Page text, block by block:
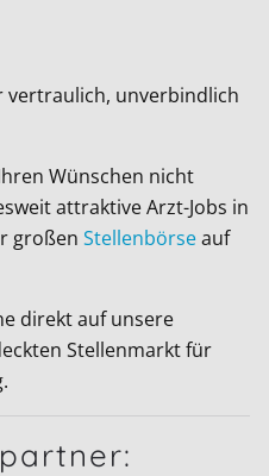
unverbindlich
Wünschen nicht
attraktive Arzt-Jobs in
großen Stellenbörseauf
direkt auf unsere
Stellenmarkt für